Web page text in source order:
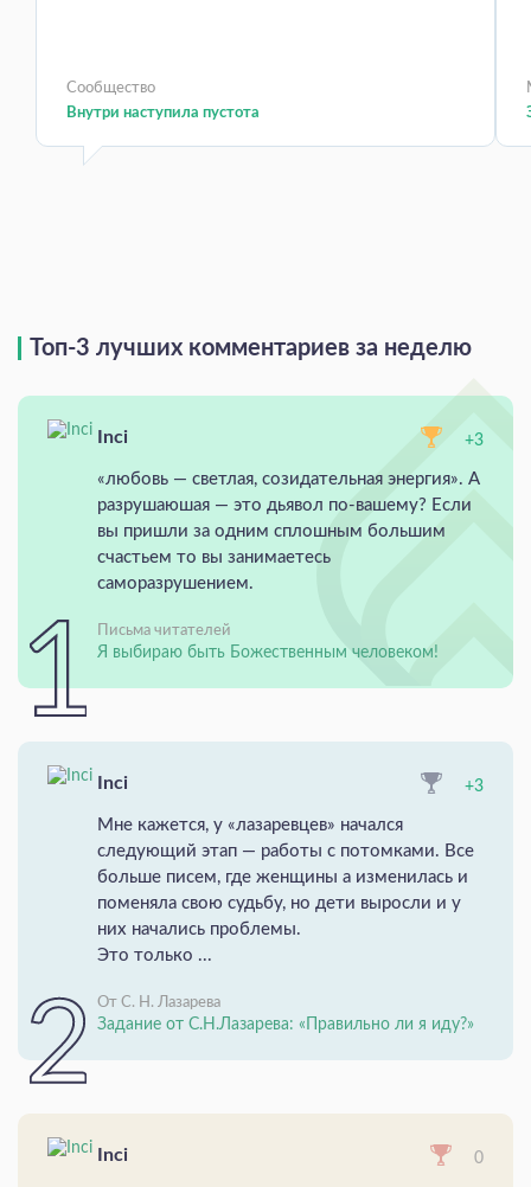
Сообщество
Внутри наступила пустота
Топ-3 лучших комментариев за неделю
Inci +3
«любовь — светлая, созидательная энергия». А
разрушаюшая — это дьявол по-вашему? Если
вы пришли за одним сплошным большим
счастьем то вы занимаетесь
саморазрушением.
Письма читателей
Я выбираю быть Божественным человеком!
Inci +3
Мне кажется, у «лазаревцев» начался
следующий этап — работы с потомками. Все
больше писем, где женщины а изменилась и
поменяла свою судьбу, но дети выросли и у
них начались проблемы.
Это только ...
От С. Н. Лазарева
Задание от С.Н.Лазарева: «Правильно ли я иду?»
Inci 0